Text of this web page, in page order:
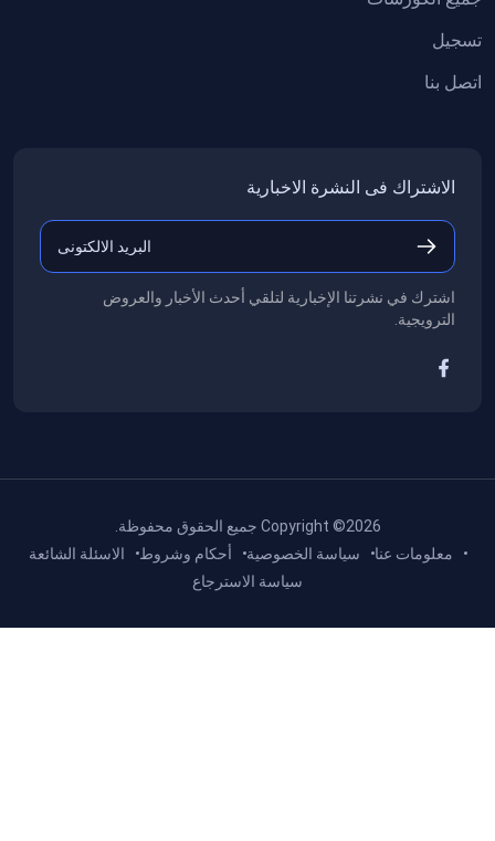
تسجيل
اتصل بنا
اﻻشتراك فى النشرة اﻻخبارية
اشترك في نشرتنا الإخبارية لتلقي أحدث الأخبار والعروض
الترويجية.
Copyright ©2026 جميع الحقوق محفوظة.
معلومات عنا
سياسة الخصوصية أحكام وشروط
اﻻسئلة الشائعة
سياسة الاسترجاع